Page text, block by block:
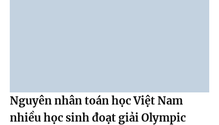
Nguyên nhân toán học Việt Nam
nhiều học sinh đoạt giải Olympic